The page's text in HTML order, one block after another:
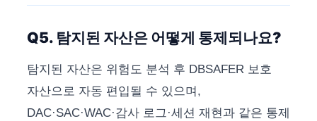
Q5. 탐지된 자산은 어떻게 통제되나요?
탐지된 자산은 위험도 분석 후 DBSAFER 보호
자산으로 자동 편입될 수 있으며,
DAC·SAC·WAC·감사 로그·세션 재현과 같은 통제